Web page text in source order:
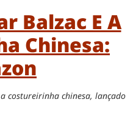
Balzac E A
Chinesa:
costureirinha chinesa, lançado